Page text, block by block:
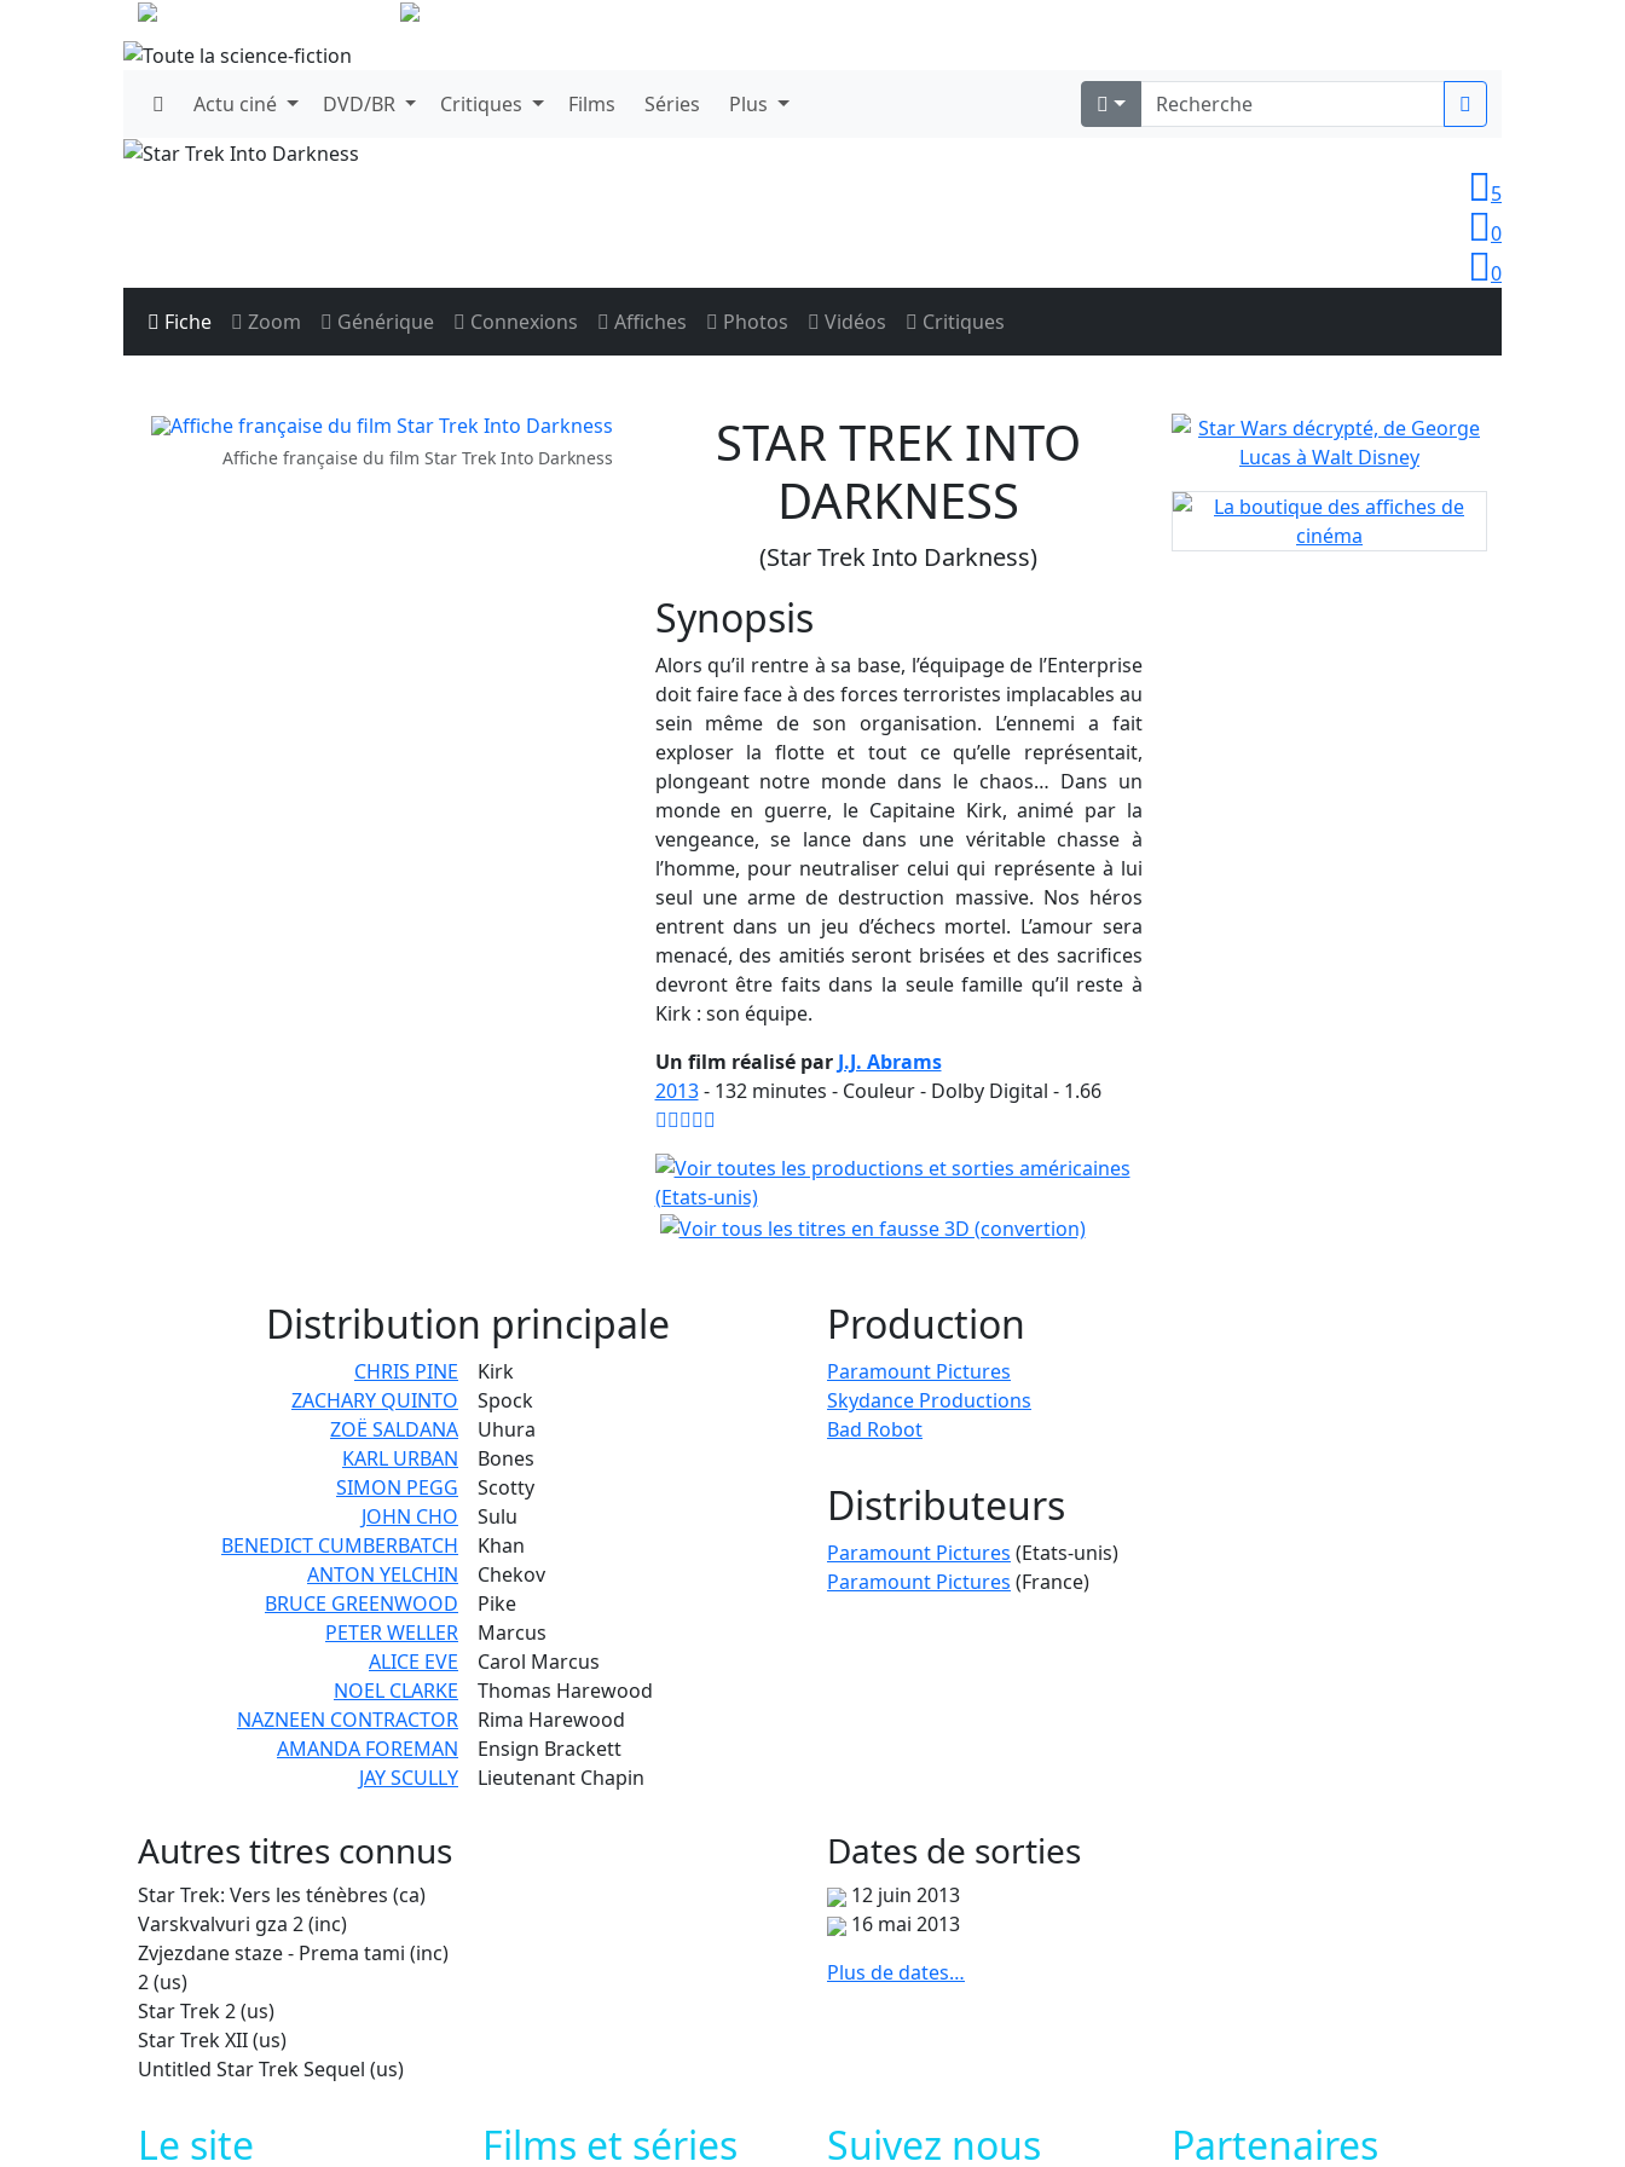
Actu ciné DVD/BR Critiques Films Séries Plus
5
0
0
Fiche
Zoom Générique Connexions Affiches Photos Vidéos Critiques
Affiche française du film Star Trek Into Darkness
STAR TREK INTO
DARKNESS
(Star Trek Into Darkness)
Synopsis
Alors qu’il rentre à sa base, l’équipage de l’Enterprise
doit faire face à des forces terroristes implacables au
sein même de son organisation. L’ennemi a fait
exploser la flotte et tout ce qu’elle représentait,
plongeant notre monde dans le chaos… Dans un
monde en guerre, le Capitaine Kirk, animé par la
vengeance, se lance dans une véritable chasse à
l’homme, pour neutraliser celui qui représente à lui
seul une arme de destruction massive. Nos héros
entrent dans un jeu d’échecs mortel. L’amour sera
menacé, des amitiés seront brisées et des sacrifices
devront être faits dans la seule famille qu’il reste à
Kirk : son équipe.
Un film réalisé parJ.J. Abrams
2013- 132minutes - Couleur - Dolby Digital - 1.66
Distribution principale
CHRIS PINE
ZACHARY QUINTO
ZOË SALDANA
KARL URBAN
SIMON PEGG
JOHN CHO
BENEDICT CUMBERBATCH
ANTON YELCHIN
BRUCE GREENWOOD
PETER WELLER
ALICE EVE
NOEL CLARKE
NAZNEEN CONTRACTOR
AMANDA FOREMAN
JAY SCULLY
Kirk
Spock
Uhura
Bones
Scotty
Sulu
Khan
Chekov
Pike
Marcus
Carol Marcus
Thomas Harewood
Rima Harewood
Ensign Brackett
Lieutenant Chapin
Production
Paramount Pictures
Skydance Productions
Bad Robot
Distributeurs
Paramount Pictures (Etats-unis)
Paramount Pictures (France)
Autres titres connus
Star Trek: Vers les ténèbres (ca)
Varskvalvuri gza 2 (inc)
Zvjezdane staze - Prema tami (inc)
2 (us)
Star Trek 2 (us)
Star Trek XII (us)
Untitled Star Trek Sequel (us)
Dates de sorties
12 juin 2013
16 mai 2013
Plus de dates…
Le site Films et séries Suivez nous Partenaires